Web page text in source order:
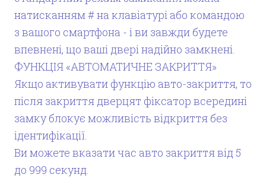
натисканням # на клавіатурі або командою
з вашого смартфона - і ви завжди будете
впевнені, що ваші двері надійно замкнені.
ФУНКЦІЯ «АВТОМАТИЧНЕ ЗАКРИТТЯ»
Якщо активувати функцію авто-закриття, то
після закриття дверцят фіксатор всередині
замку блокує можливість відкриття без
ідентифікації.
Ви можете вказати час авто закриття від 5
до 999 секунд.